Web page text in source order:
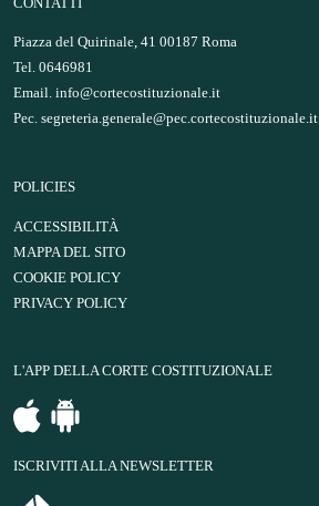
Piazza del Quirinale, 41 00187 Roma
Tel. 0646981
Email. info@cortecostituzionale.it
Pec. segreteria.generale@pec.cortecostituzionale.it
POLICIES
ACCESSIBILITÀ
MAPPA DEL SITO
COOKIE POLICY
PRIVACY POLICY
L'APP DELLA CORTE COSTITUZIONALE
ISCRIVITI ALLA NEWSLETTER